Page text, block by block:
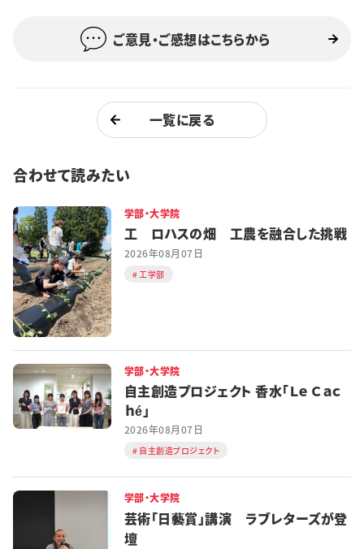
学生記者募集 お問い合わせ
ご意見・ご感想はこちらから
一覧に戻る
合わせて読みたい
学部・大学院
工 ロハスの畑 工農を融合した挑戦
2026年08月07日
工学部
学部・大学院
自主創造プロジェクト 香水「Ｌｅ Ｃａｃ
ｈé」
2026年08月07日
自主創造プロジェクト
学部・大学院
芸術「日藝賞」講演 ラブレターズが登
壇